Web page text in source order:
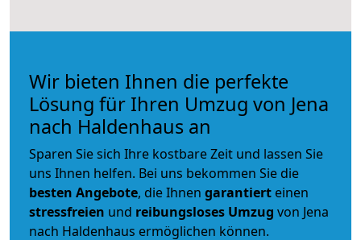
Wir bieten Ihnen die perfekte
Lösung für Ihren Umzug von Jena
nach Haldenhaus an
Sparen Sie sich Ihre kostbare Zeit und lassen Sie
uns Ihnen helfen. Bei uns bekommen Sie die
besten Angebote, die Ihnen garantiert einen
stressfreien und reibungsloses Umzug von Jena
nach Haldenhaus ermöglichen können.